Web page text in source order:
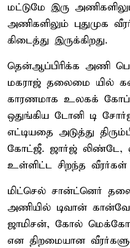
மட்டுமே இரு
அணிகளிலும் புதுமுக
கிடைத்து இருக்கிறது.
தென்ஆப்பிரிக்க அணி
மகராஜ் தலைமை யில்
காரணமாக உலகக்
ஒதுங்கிய டோனி டி
எட்டியதை அடுத்து
கோட்ஜீ. ஜார்ஜ் லிண்டே,
உள்ளிட்ட சிறந்த
மிட்செல் சான்ட்னெர்
அணியில் டிவான்
ஜாமிசன், கோல்
என திறமையான